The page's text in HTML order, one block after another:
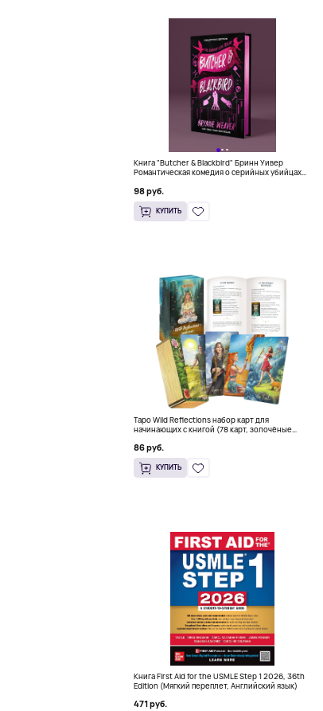
Книга "Butcher & Blackbird" Бринн Уивер
Романтическая комедия о серийных убийцах
98 руб.
КУПИТЬ
Таро Wild Reflections набор карт для
начинающих с книгой (78 карт, золочёные
86 руб.
КУПИТЬ
Книга First Aid for the USMLE Step 1 2026, 36th
Edition (Мягкий переплет, Английский язык)
471 руб.